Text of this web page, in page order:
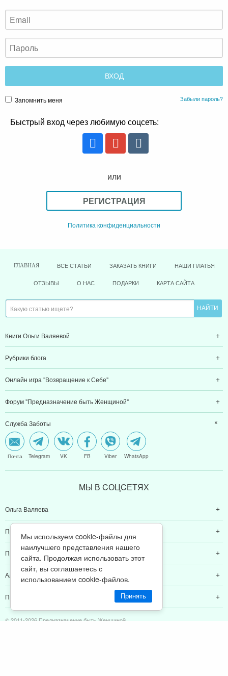
Запомнить меня Забыли пароль?
Быстрый вход через любимую соцсеть:
или
РЕГИСТРАЦИЯ
Политика конфиденциальности
ГЛАВНАЯ ВСЕ СТАТЬИ ЗАКАЗАТЬ КНИГИ НАШИ ПЛАТЬЯ
ОТЗЫВЫ О НАС ПОДАРКИ КАРТА САЙТА
Книги Ольги Валяевой
Рубрики блога
Онлайн игра "Возвращение к Себе"
Форум "Предназначение быть Женщиной"
Служба Заботы
Почта Telegram VK FB Viber WhatsApp
МЫ В CОЦCЕТЯХ
Ольга Валяева
Предназначение быть женщиной
Предназначение быть мамой
Алексей Валяев
Предназначение быть папой
© 2011-2026 Предназначение быть Женщиной
Мы используем cookie-файлы для
наилучшего представления нашего
сайта. Продолжая использовать этот
сайт, вы соглашаетесь с
использованием cookie-файлов.
Принять